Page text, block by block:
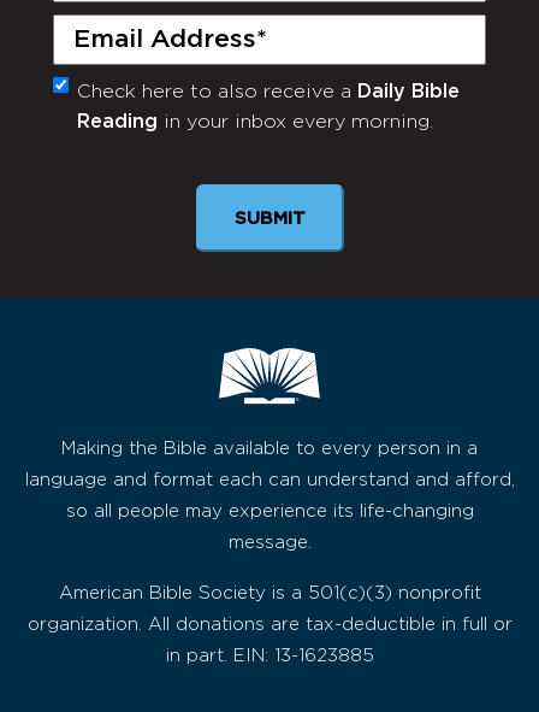
Email
(Required)
Monthly
Newsletter
Check here to also receive a Daily Bible
Reading in your inbox every morning.
Making the Bible available to every person in a
language and format each can understand and afford,
so all people may experience its life-changing
message.
American Bible Society is a 501(c)(3) nonprofit
organization. All donations are tax-deductible in full or
in part. EIN: 13-1623885